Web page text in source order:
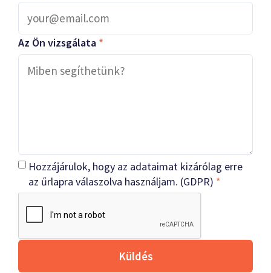
Az Ön vizsgálata *
Hozzájárulok, hogy az adataimat kizárólag erre
az űrlapra válaszolva használjam. (GDPR) *
Küldés